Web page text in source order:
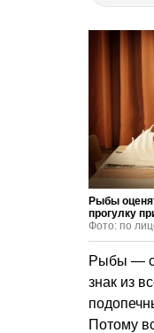
Рыбы
прогулку
Фото: по
Рыбы —
знак из
Потому